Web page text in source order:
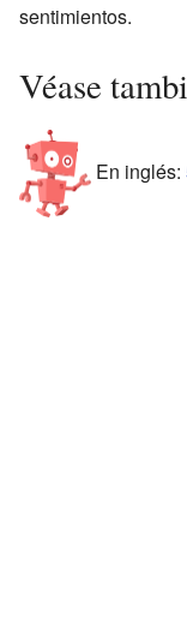
sentimientos.
Véase
En inglés: